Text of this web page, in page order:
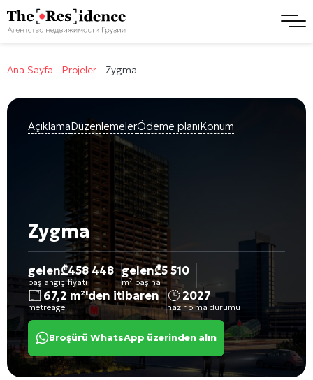
Ana Sayfa - Projeler - Zygma
AçıklamaDüzenlemelerÖdeme planıKonum
Zygma
gelen₾458 448
başlangıç fiyatı
gelen₾5 510
m² başına
67,2 m²'den itibaren
metreage
2027
hazır olma durumu
Broşürü WhatsApp üzerinden alın